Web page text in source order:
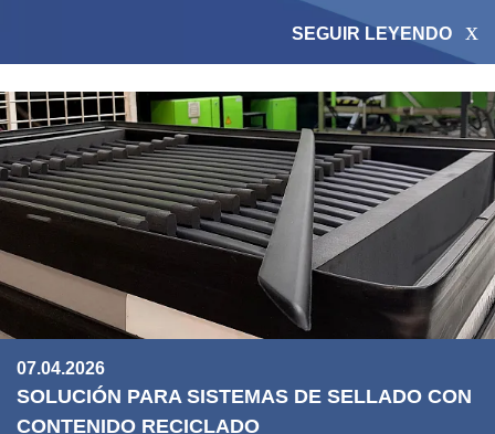
SEGUIR LEYENDO
07.04.2026
SOLUCIÓN PARA SISTEMAS DE SELLADO CON
CONTENIDO RECICLADO